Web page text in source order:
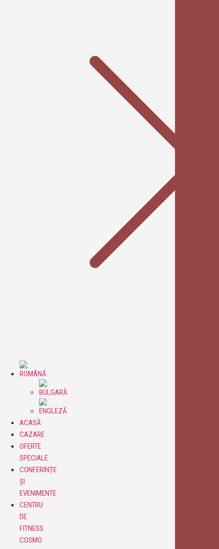
ACASĂ
CAZARE
OFERTE
SPECIALE
CONFERINȚE
ȘI
EVENIMENTE
CENTRU
DE
FITNESS
COSMO